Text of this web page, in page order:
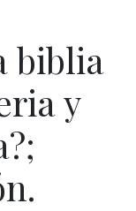
biblia
y